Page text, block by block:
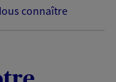
connaître